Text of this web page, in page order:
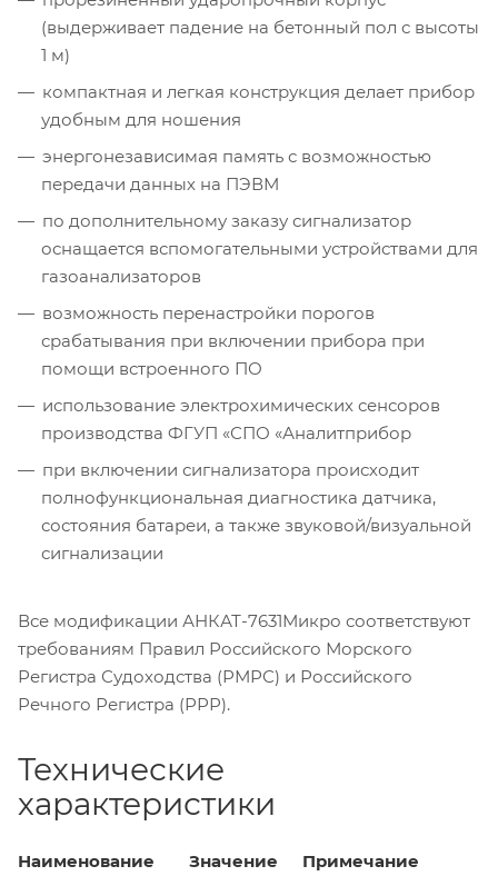
(выдерживает падение на бетонный пол с высоты
1 м)
компактная и легкая конструкция делает прибор
удобным для ношения
энергонезависимая память с возможностью
передачи данных на ПЭВМ
по дополнительному заказу сигнализатор
оснащается вспомогательными устройствами для
газоанализаторов
возможность перенастройки порогов
срабатывания при включении прибора при
помощи встроенного ПО
использование электрохимических сенсоров
производства ФГУП «СПО «Аналитприбор
при включении сигнализатора происходит
полнофункциональная диагностика датчика,
состояния батареи, а также звуковой/визуальной
сигнализации
Все модификации АНКАТ-7631Микро соответствуют
требованиям Правил Российского Морского
Регистра Судоходства (РМРС) и Российского
Речного Регистра (РРР).
Технические
характеристики
Наименование Значение
Примечание